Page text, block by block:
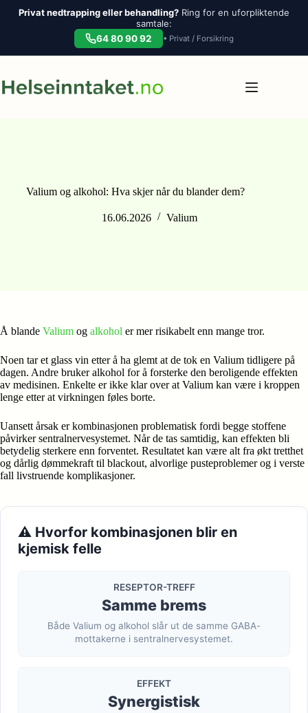
Privat nedtrapping eller behandling? Ring for en uforpliktende
samtale:
64 80 90 92
• Privat / Forsikring
innholdet
Valium og alkohol: Hva skjer når du blander dem?
16.06.2026 Valium
Å blande Valium og alkohol er mer risikabelt enn mange tror.
Noen tar et glass vin etter å ha glemt at de tok en Valium tidligere på
dagen. Andre bruker alkohol for å forsterke den beroligende effekten
av medisinen. Enkelte er ikke klar over at Valium kan være i kroppen
lenge etter at virkningen føles borte.
Uansett årsak er kombinasjonen problematisk fordi begge stoffene
påvirker sentralnervesystemet. Når de tas samtidig, kan effekten bli
betydelig sterkere enn forventet. Resultatet kan være alt fra økt tretthet
og dårlig dømmekraft til blackout, alvorlige pusteproblemer og i verste
fall livstruende komplikasjoner.
⚠️ Hvorfor kombinasjonen blir en
kjemisk felle
RESEPTOR-TREFF
Samme brems
Både Valium og alkohol slår ut de samme GABA-
mottakerne i sentralnervesystemet.
EFFEKT
Synergistisk